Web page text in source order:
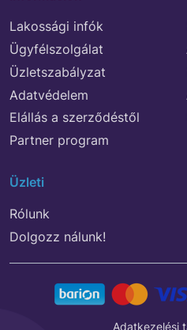
Lakossági infók
Ügyfélszolgálat
Üzletszabályzat
Adatvédelem
Elállás a szerződéstől
Partner program
Üzleti
Rólunk
Dolgozz nálunk!
Adatkezelési